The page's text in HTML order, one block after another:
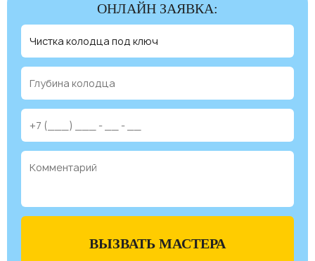
ОНЛАЙН ЗАЯВКА:
ВЫЗВАТЬ МАСТЕРА